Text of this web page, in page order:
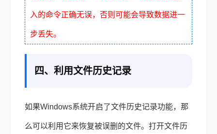
入的命令正确无误，否则可能会导致数据进一
步丢失。
四、利用文件历史记录
如果Windows系统开启了文件历史记录功能，那
么可以利用它来恢复被误删的文件。打开文件历